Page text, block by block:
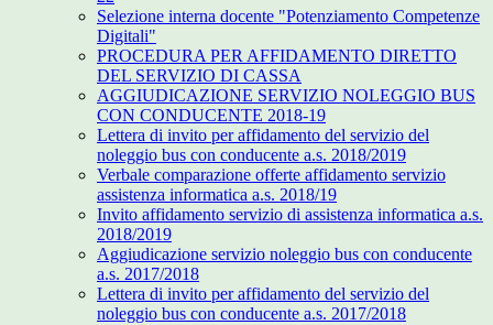
Selezione interna docente "Potenziamento Competenze
Digitali"
PROCEDURA PER AFFIDAMENTO DIRETTO
DEL SERVIZIO DI CASSA
AGGIUDICAZIONE SERVIZIO NOLEGGIO BUS
CON CONDUCENTE 2018-19
Lettera di invito per affidamento del servizio del
noleggio bus con conducente a.s. 2018/2019
Verbale comparazione offerte affidamento servizio
assistenza informatica a.s. 2018/19
Invito affidamento servizio di assistenza informatica a.s.
2018/2019
Aggiudicazione servizio noleggio bus con conducente
a.s. 2017/2018
Lettera di invito per affidamento del servizio del
noleggio bus con conducente a.s. 2017/2018